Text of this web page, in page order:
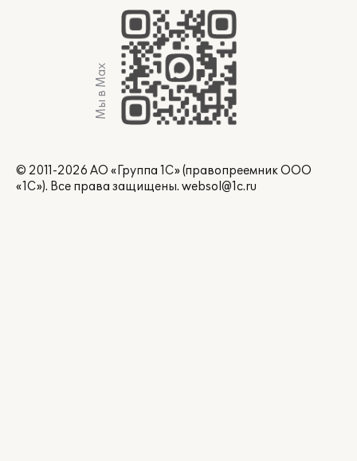
Мы в Max
© 2011-2026 АО «Группа 1С» (правопреемник ООО
«1С»). Все права защищены. websol@1c.ru